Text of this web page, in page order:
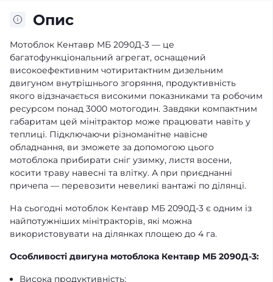
Опис
Мотоблок Кентавр МБ 2090Д-3 — це
багатофункціональний агрегат, оснащений
високоефективним чотиритактним дизельним
двигуном внутрішнього згоряння, продуктивність
якого відзначається високими показниками та робочим
ресурсом понад 3000 мотогодин. Завдяки компактним
габаритам цей мінітрактор може працювати навіть у
теплиці. Підключаючи різноманітне навісне
обладнання, ви зможете за допомогою цього
мотоблока прибирати сніг узимку, листя восени,
косити траву навесні та влітку. А при приєднанні
причепа — перевозити невеликі вантажі по ділянці.
На сьогодні мотоблок Кентавр МБ 2090Д-3 є одним із
найпотужніших мінітракторів, які можна
використовувати на ділянках площею до 4 га.
Особливості двигуна мотоблока Кентавр МБ 2090Д-3:
Висока продуктивність;